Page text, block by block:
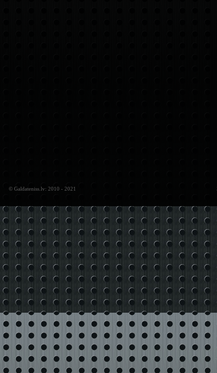
© Galdateniss.lv: 2010 - 2021